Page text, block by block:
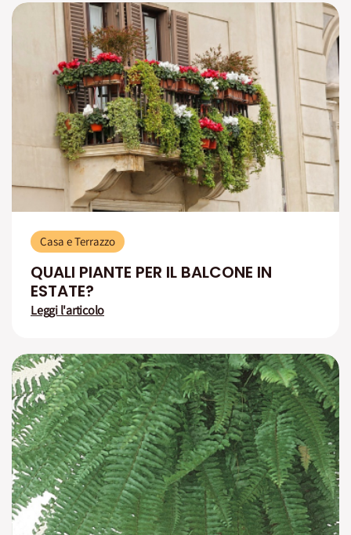
Casa e Terrazzo
QUALI PIANTE PER IL BALCONE IN
ESTATE?
Leggi l'articolo